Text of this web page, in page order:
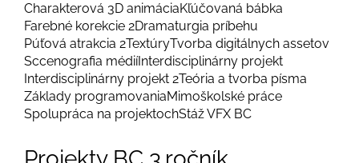
Charakterová 3D animáciaKľúčovaná bábka
Farebné korekcie 2Dramaturgia príbehu
Púťová atrakcia 2TextúryTvorba digitálnych assetov
Sccenografia médiíInterdisciplinárny projekt
Interdisciplinárny projekt 2Teória a tvorba písma
Základy programovaniaMimoškolské práce
Spolupráca na projektochStáž VFX BC